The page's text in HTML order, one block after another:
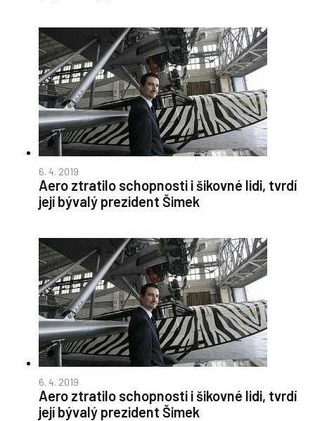
6. 4. 2019
Aero ztratilo schopnosti i šikovné lidi, tvrdí
její bývalý prezident Šimek
6. 4. 2019
Aero ztratilo schopnosti i šikovné lidi, tvrdí
její bývalý prezident Šimek